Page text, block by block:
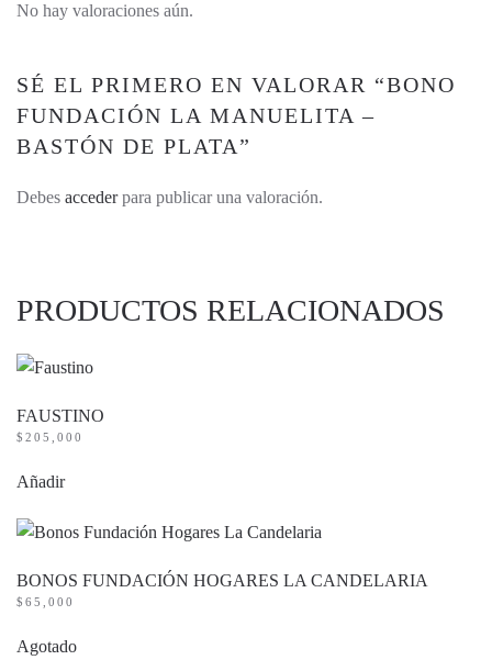
No hay valoraciones aún.
SÉ EL PRIMERO EN VALORAR “BONO
FUNDACIÓN LA MANUELITA –
BASTÓN DE PLATA”
Debes accederpara publicar una valoración.
PRODUCTOS RELACIONADOS
FAUSTINO
$ 205,000
Añadir
BONOS FUNDACIÓN HOGARES LA CANDELARIA
$ 65,000
Agotado